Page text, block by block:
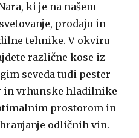
ki je na našem
prodajo in
tehnike. V okviru
različne kose iz
seveda tudi pester
in vrhunske hladilnike
prostorom in
odličnih vin.